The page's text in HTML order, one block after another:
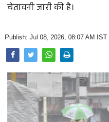
Opinion
Photo Gallery
Home
चेतावनी जारी की है।
Publish: Jul 08, 2026, 08:07 AM IST